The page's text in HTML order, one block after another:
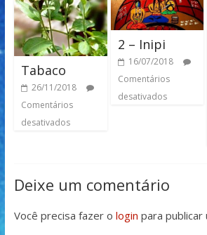
Tabaco
26/11/2018
Comentários
desativados
2 – Inipi
16/07/2018
Comentários
desativados
Deixe um comentário
Você precisa fazer o login para publicar